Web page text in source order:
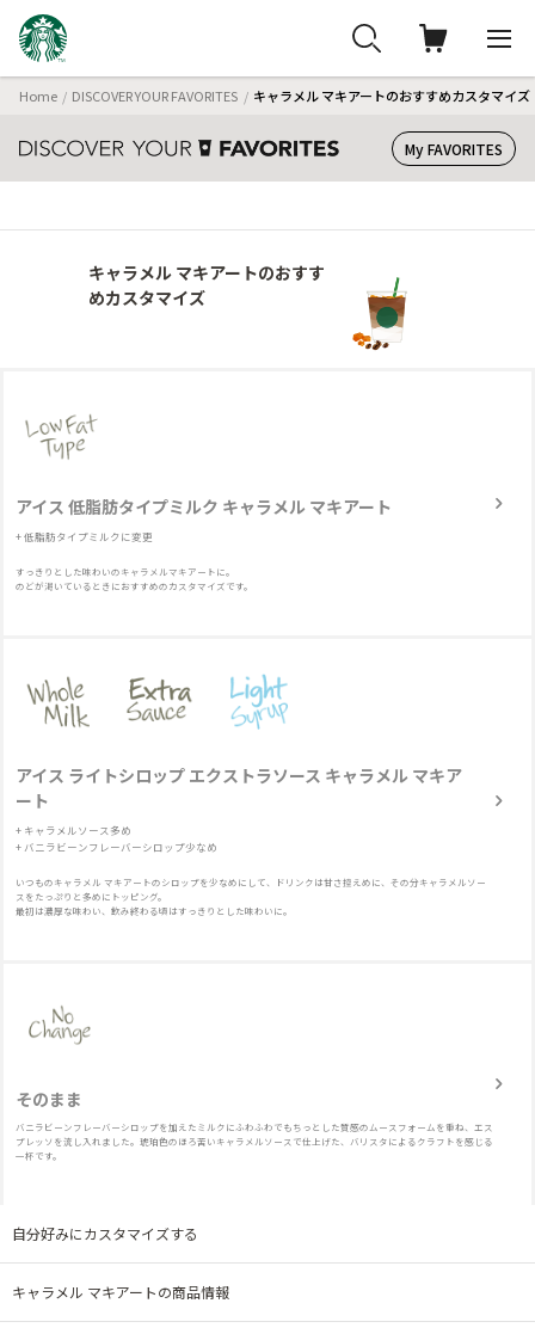
Home DISCOVER YOUR FAVORITES キャラメル マキアートのおすすめカスタマイズ
My FAVORITES
キャラメル マキアートのおすす
めカスタマイズ
アイス 低脂肪タイプミルク キャラメル マキアート
+ 低脂肪タイプミルクに変更
すっきりとした味わいのキャラメルマキアートに。
のどが渇いているときにおすすめのカスタマイズです。
アイス ライトシロップ エクストラソース キャラメル マキア
ート
+ キャラメルソース多め
+ バニラビーンフレーバーシロップ少なめ
いつものキャラメル マキアートのシロップを少なめにして、ドリンクは甘さ控えめに、その分キャラメルソー
スをたっぷりと多めにトッピング。
最初は濃厚な味わい、飲み終わる頃はすっきりとした味わいに。
そのまま
バニラビーンフレーバーシロップを加えたミルクにふわふわでもちっとした質感のムースフォームを重ね、エス
プレッソを流し入れました。琥珀色のほろ苦いキャラメルソースで仕上げた、バリスタによるクラフトを感じる
一杯です。
自分好みにカスタマイズする
キャラメル マキアートの商品情報